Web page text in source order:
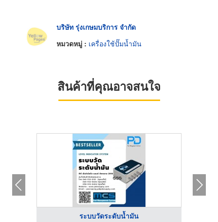
บริษัท รุ่งเกษมบริการ จำกัด
หมวดหมู่ : เครื่องใช้ปั๊มน้ำมัน
สินค้าที่คุณอาจสนใจ
ระบบวัดระดับน้ำมัน